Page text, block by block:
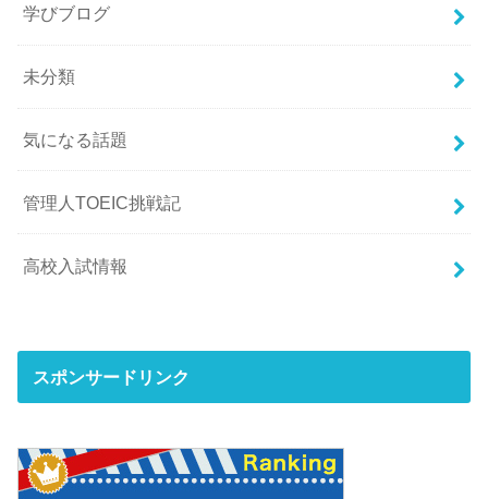
学びブログ
未分類
気になる話題
管理人TOEIC挑戦記
高校入試情報
スポンサードリンク